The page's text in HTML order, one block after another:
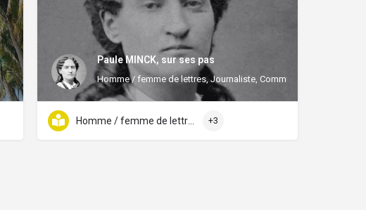
Paule MINCK, sur ses pas
Homme / femme de lettres, Journaliste, Communard(e), Féministe
+3